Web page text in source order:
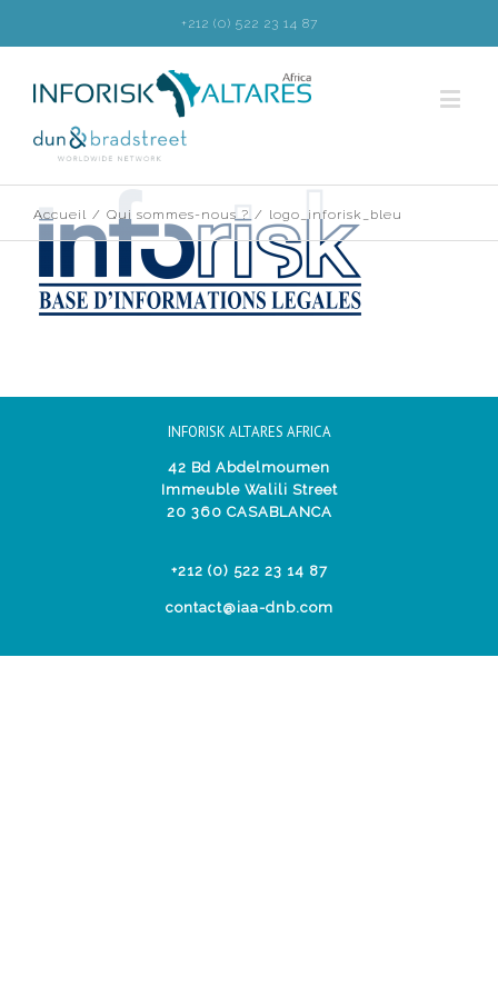
+212 (0) 522 23 14 87
Accueil / Qui sommes-nous ? / logo_inforisk_bleu
INFORISK ALTARES AFRICA
42 Bd Abdelmoumen
Immeuble Walili Street
20 360 CASABLANCA
+212 (0) 522 23 14 87
contact@iaa-dnb.com